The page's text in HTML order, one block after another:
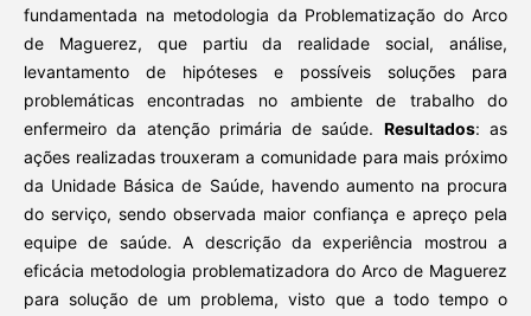
fundamentada na metodologia da Problematização do Arco
de Maguerez, que partiu da realidade social, análise,
levantamento de hipóteses e possíveis soluções para
problemáticas encontradas no ambiente de trabalho do
enfermeiro da atenção primária de saúde. Resultados: as
ações realizadas trouxeram a comunidade para mais próximo
da Unidade Básica de Saúde, havendo aumento na procura
do serviço, sendo observada maior confiança e apreço pela
equipe de saúde. A descrição da experiência mostrou a
eficácia metodologia problematizadora do Arco de Maguerez
para solução de um problema, visto que a todo tempo o